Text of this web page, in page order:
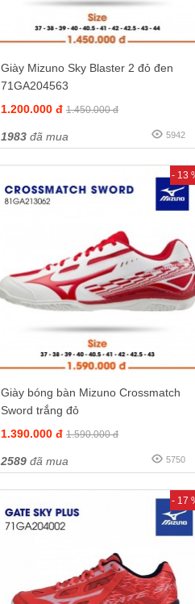
Giày Mizuno Sky Blaster 2 đỏ đen
71GA204563
1.200.000 đ 1.450.000 đ
1983đã mua 5942
- 13
Giày bóng bàn Mizuno Crossmatch
Sword trắng đỏ
1.390.000 đ 1.590.000 đ
2589đã mua 5750
- 17